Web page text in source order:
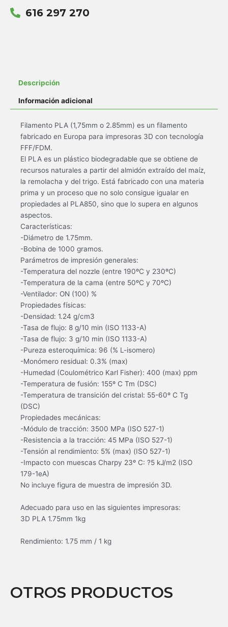
616 297 270
Descripción
Información adicional
Filamento PLA (1,75mm o 2.85mm) es un filamento
fabricado en Europa para impresoras 3D con tecnología
FFF/FDM.
El PLA es un plástico biodegradable que se obtiene de
recursos naturales a partir del almidón extraído del maíz,
la remolacha y del trigo. Está fabricado con una materia
prima y un proceso que no solo consigue igualar en
propiedades al PLA850, sino que lo supera en algunos
aspectos.
Características:
-Diámetro de 1.75mm.
-Bobina de 1000 gramos.
Parámetros de impresión generales:
-Temperatura del nozzle (entre 190ºC y 230ºC)
-Temperatura de la cama (entre 50ºC y 70ºC)
-Ventilador: ON (100) %
Propiedades físicas:
-Densidad: 1.24 g/cm3
-Tasa de flujo: 8 g/10 min (ISO 1133-A)
-Tasa de flujo: 3 g/10 min (ISO 1133-A)
-Pureza esteroquímica: 96 (% L-isomero)
-Monómero residual: 0.3% (max)
-Humedad (Coulométrico Karl Fisher): 400 (max) ppm
-Temperatura de fusión: 155º C Tm (DSC)
-Temperatura de transición del cristal: 55-60º C Tg
(DSC)
Propiedades mecánicas:
-Módulo de tracción: 3500 MPa (ISO 527-1)
-Resistencia a la tracción: 45 MPa (ISO 527-1)
-Tensión al rendimiento: 5% (max) (ISO 527-1)
-Impacto con muescas Charpy 23º C: ?5 kJ/m2 (ISO
179-1eA)
No incluye figura de muestra de impresión 3D.
Adecuado para uso en las siguientes impresoras:
3D PLA 1.75mm 1kg
Rendimiento: 1.75 mm / 1 kg
OTROS PRODUCTOS